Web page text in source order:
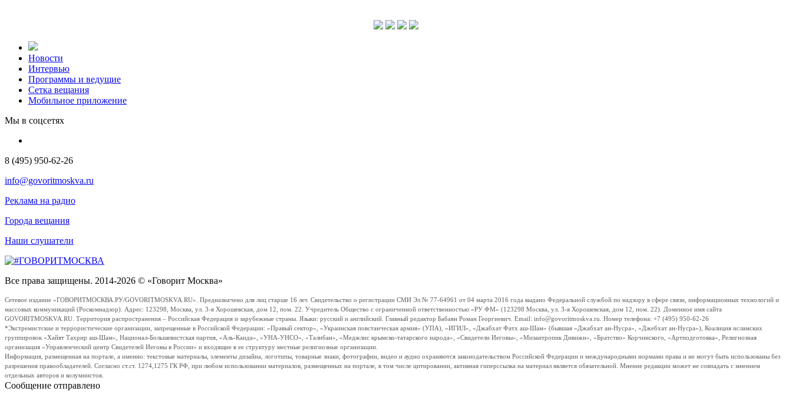
Новости
Интервью
Программы и ведущие
Сетка вещания
Мобильное приложение
Мы в соцсетях
8 (495) 950-62-26
info@govoritmoskva.ru
Реклама на радио
Города вещания
Наши слушатели
Все права защищены. 2014-2026 © «Говорит Москва»
Сетевое издание «ГОВОРИТМОСКВА.РУ/GOVORITMOSKVA.RU». Предназначено для лиц старше 16 лет. Свидетельство о регистрации СМИ Эл № 77-64961 от 04 марта 2016 года выдано Федеральной службой по надзору в сфере связи, информационных технологий и
массовых коммуникаций (Роскомнадзор). Адрес: 123298, Москва, ул. 3-я Хорошевская, дом 12, пом. 22. Учредитель Общество с ограниченной ответственностью «РУ ФМ» (123298 Москва, ул. 3-я Хорошевская, дом 12, пом. 22). Доменное имя сайта
GOVORITMOSKVA.RU. Территория распространения – Российская Федерация и зарубежные страны. Языки: русский и английский. Главный редактор Бабаян Роман Георгиевич. Email: info@govoritmoskva.ru. Номер телефона: +7 (495) 950-62-26
*Экстремистские и террористические организации, запрещенные в Российской Федерации: «Правый сектор», «Украинская повстанческая армия» (УПА), «ИГИЛ», «Джабхат Фатх аш-Шам» (бывшая «Джабхат ан-Нусра», «Джебхат ан-Нусра»), Коалиция исламских
группировок «Хайят Тахрир аш-Шам», Национал-Большевистская партия, «Аль-Каида», «УНА-УНСО», «Талибан», «Меджлис крымско-татарского народа», «Свидетели Иеговы», «Мизантропик Дивижн», «Братство» Корчинского, «Артподготовка», Религиозная
организация «Управленческий центр Свидетелей Иеговы в России» и входящие в ее структуру местные религиозные организации.
Информация, размещенная на портале, а именно: текстовые материалы, элементы дизайна, логотипы, товарные знаки, фотографии, видео и аудио охраняются законодательством Российской Федерации и международными нормами права и не могут быть использованы без
разрешения правообладателей. Согласно ст.ст. 1274,1275 ГК РФ, при любом использовании материалов, размещенных на портале, в том числе цитировании, активная гиперссылка на материал является обязательной. Мнение редакции может не совпадать с мнением
отдельных авторов и колумнистов.
Сообщение отправлено